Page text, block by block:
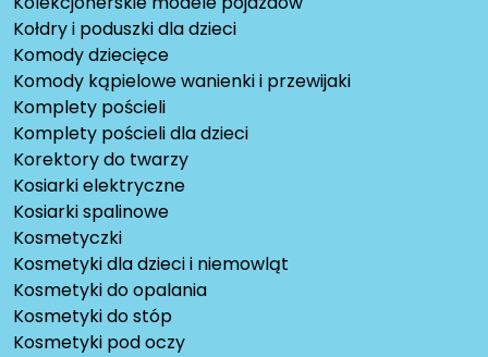
Kołdry i poduszki dla dzieci
Komody dziecięce
Komody kąpielowe wanienki i przewijaki
Komplety pościeli
Komplety pościeli dla dzieci
Korektory do twarzy
Kosiarki elektryczne
Kosiarki spalinowe
Kosmetyczki
Kosmetyki dla dzieci i niemowląt
Kosmetyki do opalania
Kosmetyki do stóp
Kosmetyki pod oczy